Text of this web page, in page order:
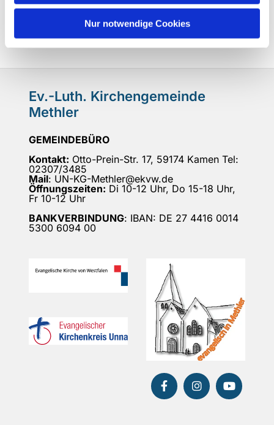
Nur notwendige Cookies
Ev.-Luth. Kirchengemeinde
Methler
GEMEINDEBÜRO
Kontakt: Otto-Prein-Str. 17, 59174 Kamen Tel:
02307/3485
Mail: UN-KG-Methler@ekvw.de
Öffnungszeiten: Di 10-12 Uhr, Do 15-18 Uhr,
Fr 10-12 Uhr
BANKVERBINDUNG: IBAN: DE 27 4416 0014
5300 6094 00